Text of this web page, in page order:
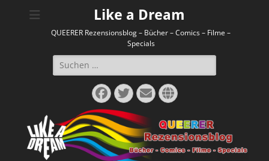
Like a Dream
QUEERER Rezensionsblog – Bücher – Comics – Filme –
Specials
Suchen
nach:
Facebook
Twitter
E-
Mail
Website